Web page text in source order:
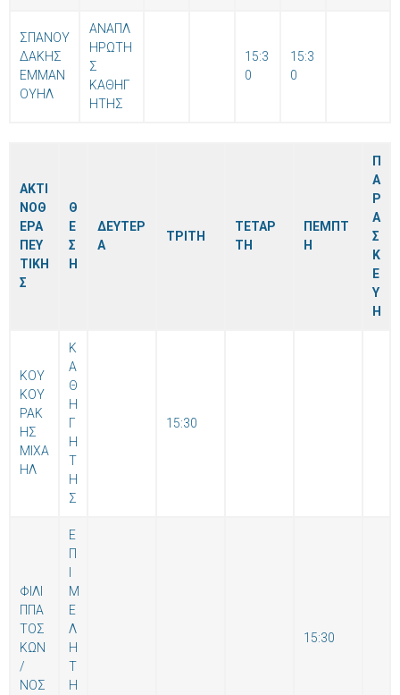
ΣΠΑΝΟΥ
ΔΑΚΗΣ
ΕΜΜΑΝ
ΟΥΗΛ
ΑΝΑΠΛ
ΗΡΩΤΗ
Σ
ΚΑΘΗΓ
ΗΤΗΣ
15:3
0
15:3
0
ΑΚΤΙ
ΝΟΘ
ΕΡΑ
ΠΕΥ
ΤΙΚΗ
Σ
Θ
Ε
Σ
Η
ΔΕΥΤΕΡ
Α
ΤΡΙΤΗ
ΤΕΤΑΡ
ΤΗ
ΠΕΜΠΤ
Η
Π
Α
Ρ
Α
Σ
Κ
Ε
Υ
Η
ΚΟΥ
ΚΟΥ
ΡΑΚ
ΗΣ
ΜΙΧΑ
ΗΛ
Κ
Α
Θ
Η
Γ
Η
Τ
Η
Σ
15:30
ΦΙΛΙ
ΠΠΑ
ΤΟΣ
ΚΩΝ
/
ΝΟΣ
Ε
Π
Μ
Ε
Λ
Η
Τ
Η
15:30